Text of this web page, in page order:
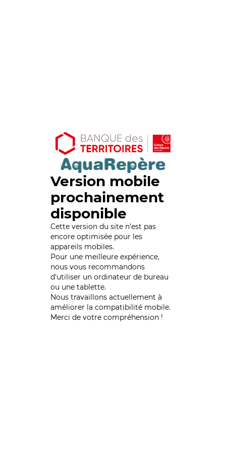
Version mobile
prochainement
disponible
Cette version du site n’est pas
encore optimisée pour les
appareils mobiles.
Pour une meilleure expérience,
nous vous recommandons
d'utiliser un ordinateur de bureau
ou une tablette.
Nous travaillons actuellement à
améliorer la compatibilité mobile.
Merci de votre compréhension !